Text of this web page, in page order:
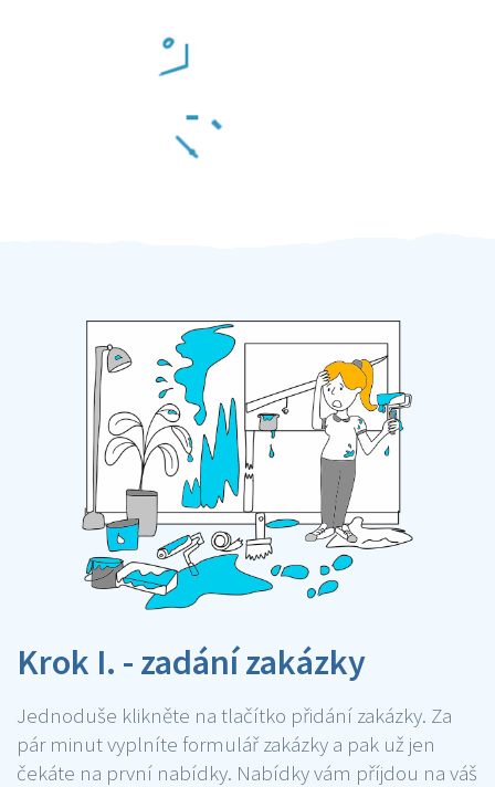
Krok I. - zadání zakázky
Jednoduše klikněte na tlačítko přidání zakázky. Za
pár minut vyplníte formulář zakázky a pak už jen
čekáte na první nabídky. Nabídky vám příjdou na váš